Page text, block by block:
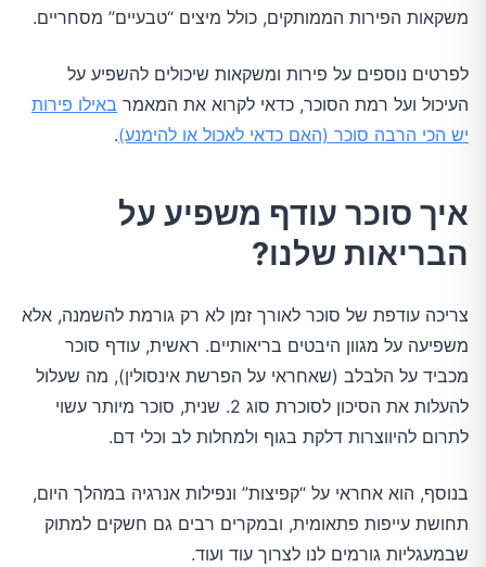
משקאות הפירות הממותקים, כולל מיצים “טבעיים” מסחריים.
לפרטים נוספים על פירות ומשקאות שיכולים להשפיע על
העיכול ועל רמת הסוכר, כדאי לקרוא את המאמר באילו פירות
יש הכי הרבה סוכר (האם כדאי לאכול או להימנע).
איך סוכר עודף משפיע על
הבריאות שלנו?
צריכה עודפת של סוכר לאורך זמן לא רק גורמת להשמנה, אלא
משפיעה על מגוון היבטים בריאותיים. ראשית, עודף סוכר
מכביד על הלבלב (שאחראי על הפרשת אינסולין), מה שעלול
להעלות את הסיכון לסוכרת סוג 2. שנית, סוכר מיותר עשוי
לתרום להיווצרות דלקת בגוף ולמחלות לב וכלי דם.
בנוסף, הוא אחראי על “קפיצות” ונפילות אנרגיה במהלך היום,
תחושת עייפות פתאומית, ובמקרים רבים גם חשקים למתוק
שבמעגליות גורמים לנו לצרוך עוד ועוד.